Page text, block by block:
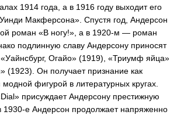
1914 года, а в 1916 году выходит его
Макферсона». Спустя год, Андерсон
роман «В ногу!», а в 1920-м — роман
подлинную славу Андерсону приносят
Огайо» (1919), «Триумф яйца»
(1923). Он получает признание как
модной фигурой в литературных кругах.
присуждает Андерсону престижную
1930-е Андерсон продолжает напряженно